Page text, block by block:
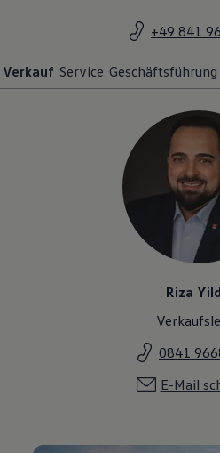
+49 841
Verkauf Service Geschäftsführung
Riza
0841
E-Mail